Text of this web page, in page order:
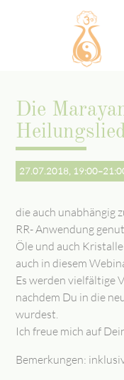
Suchbegriffe
Die
27.07.2018,
die auch unabhängig
RR- Anwendung
Öle und auch
auch in diesem
Es werden vielfältige
nachdem Du in die
wurdest.
Ich freue mich auf
Bemerkungen: